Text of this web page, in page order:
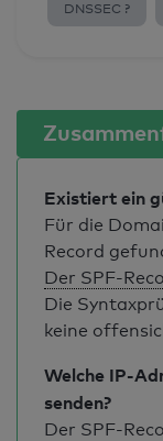
DNSSEC ?
Existiert ein
Für die
Record
Der SPF-
Die
keine
Welche IP-
senden?
Der SPF-